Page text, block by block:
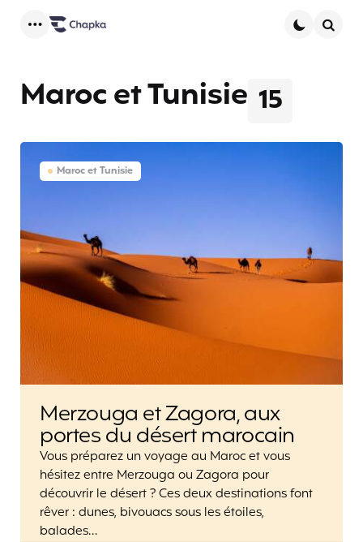
15
Maroc et Tunisie
Maroc et Tunisie
Merzouga et Zagora, aux
portes du désert marocain
Vous préparez un voyage au Maroc et vous
hésitez entre Merzouga ou Zagora pour
découvrir le désert ? Ces deux destinations font
rêver : dunes, bivouacs sous les étoiles,
balades…